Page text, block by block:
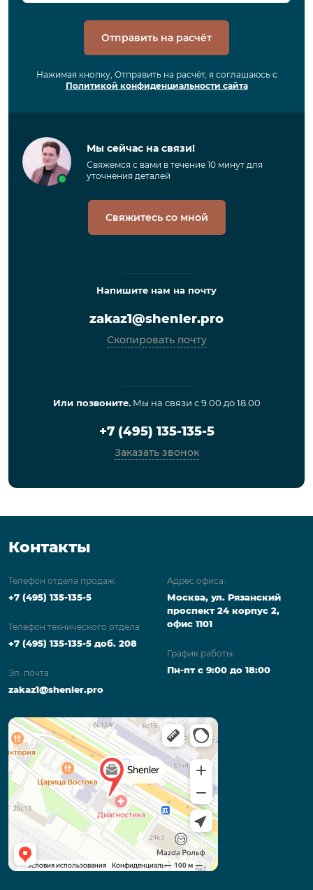
Отправить на расчёт
Нажимая кнопку, Отправить на расчёт, я соглашаюсь с
Политикой конфиденциальности сайта
Мы сейчас на связи!
Свяжемся с вами в течение 10 минут для
уточнения деталей
Свяжитесь со мной
Напишите нам на почту
zakaz1@shenler.pro
Скопировать почту
Или позвоните.Мы на связи с 9.00 до 18.00
+7 (495) 135-135-5
Заказать звонок
Контакты
Телефон отдела продаж
+7 (495) 135-135-5
Телефон технического отдела
+7 (495) 135-135-5 доб. 208
Эл. почта
zakaz1@shenler.pro
Адрес офиса:
Москва, ул. Рязанский
проспект 24 корпус 2,
офис 1101
График работы:
Пн-пт с 9:00 до 18:00